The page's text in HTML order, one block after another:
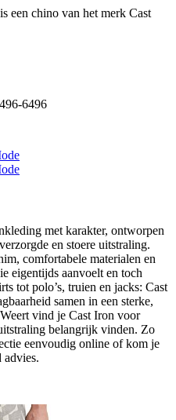
chino van het merk Cast
6496
met karakter, ontworpen
en stoere uitstraling.
comfortabele materialen en
eigentijds aanvoelt en toch
tot polo’s, truien en jacks: Cast
samen in een sterke,
vind je Cast Iron voor
belangrijk vinden. Zo
eenvoudig online of kom je
advies.